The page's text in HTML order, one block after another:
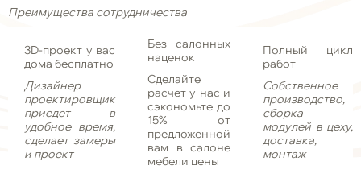
Преимущества сотрудничества
3D-проект у вас
дома бесплатно
Дизайнер
проектировщик
приедет в
удобное время,
сделает замеры
и проект
Без салонных
наценок
Сделайте
расчет у нас и
сэкономьте до
15% от
предложенной
вам в салоне
мебели цены
Полный цикл
работ
Собственное
производство,
сборка
модулей в цеху,
доставка,
монтаж